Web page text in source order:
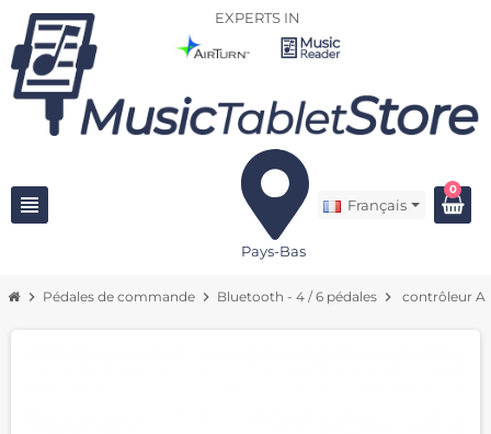
EXPERTS IN
view_headline
Pays-Bas
Français
0
chevron_right Pédales de commande chevron_right Bluetooth - 4 / 6 pédales chevron_right contrôleur